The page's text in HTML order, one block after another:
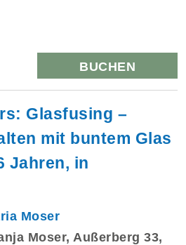
BUCHEN
Glasfusing –
mit buntem Glas
Jahren, in
Moser
Moser, Außerberg 33,